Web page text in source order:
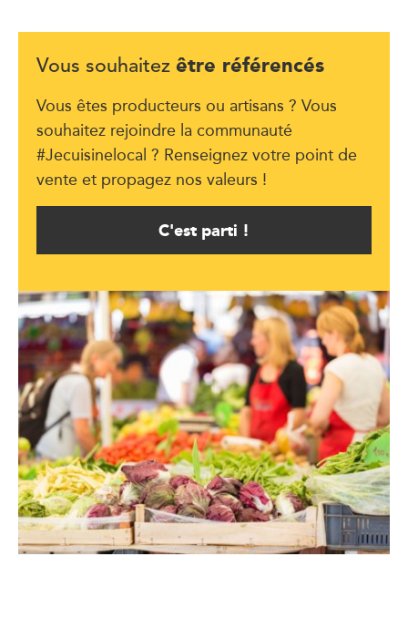
Vous souhaitez être référencés
Vous êtes producteurs ou artisans ? Vous
souhaitez rejoindre la communauté
#Jecuisinelocal ? Renseignez votre point de
vente et propagez nos valeurs !
C'est parti !